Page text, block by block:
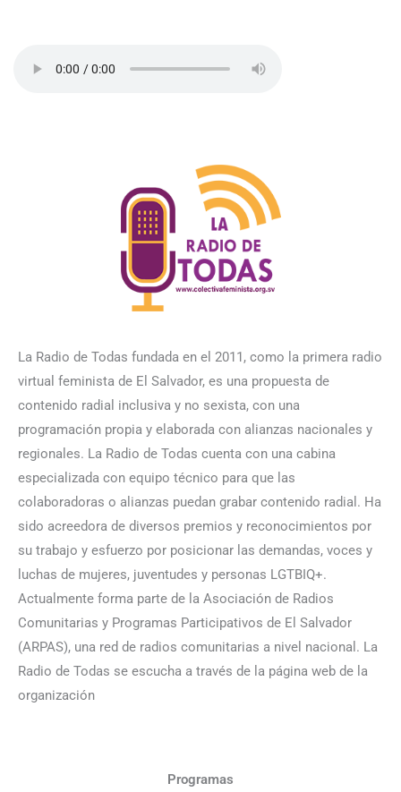
La Radio de Todas fundada en el 2011, como la primera radio
virtual feminista de El Salvador, es una propuesta de
contenido radial inclusiva y no sexista, con una
programación propia y elaborada con alianzas nacionales y
regionales. La Radio de Todas cuenta con una cabina
especializada con equipo técnico para que las
colaboradoras o alianzas puedan grabar contenido radial. Ha
sido acreedora de diversos premios y reconocimientos por
su trabajo y esfuerzo por posicionar las demandas, voces y
luchas de mujeres, juventudes y personas LGTBIQ+.
Actualmente forma parte de la Asociación de Radios
Comunitarias y Programas Participativos de El Salvador
(ARPAS), una red de radios comunitarias a nivel nacional. La
Radio de Todas se escucha a través de la página web de la
organización
Programas